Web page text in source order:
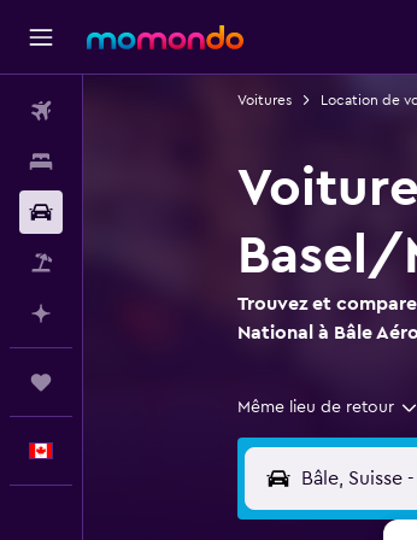
Voitures Location de
Basel/
Trouvez et
National à Bâle
Même lieu de retour